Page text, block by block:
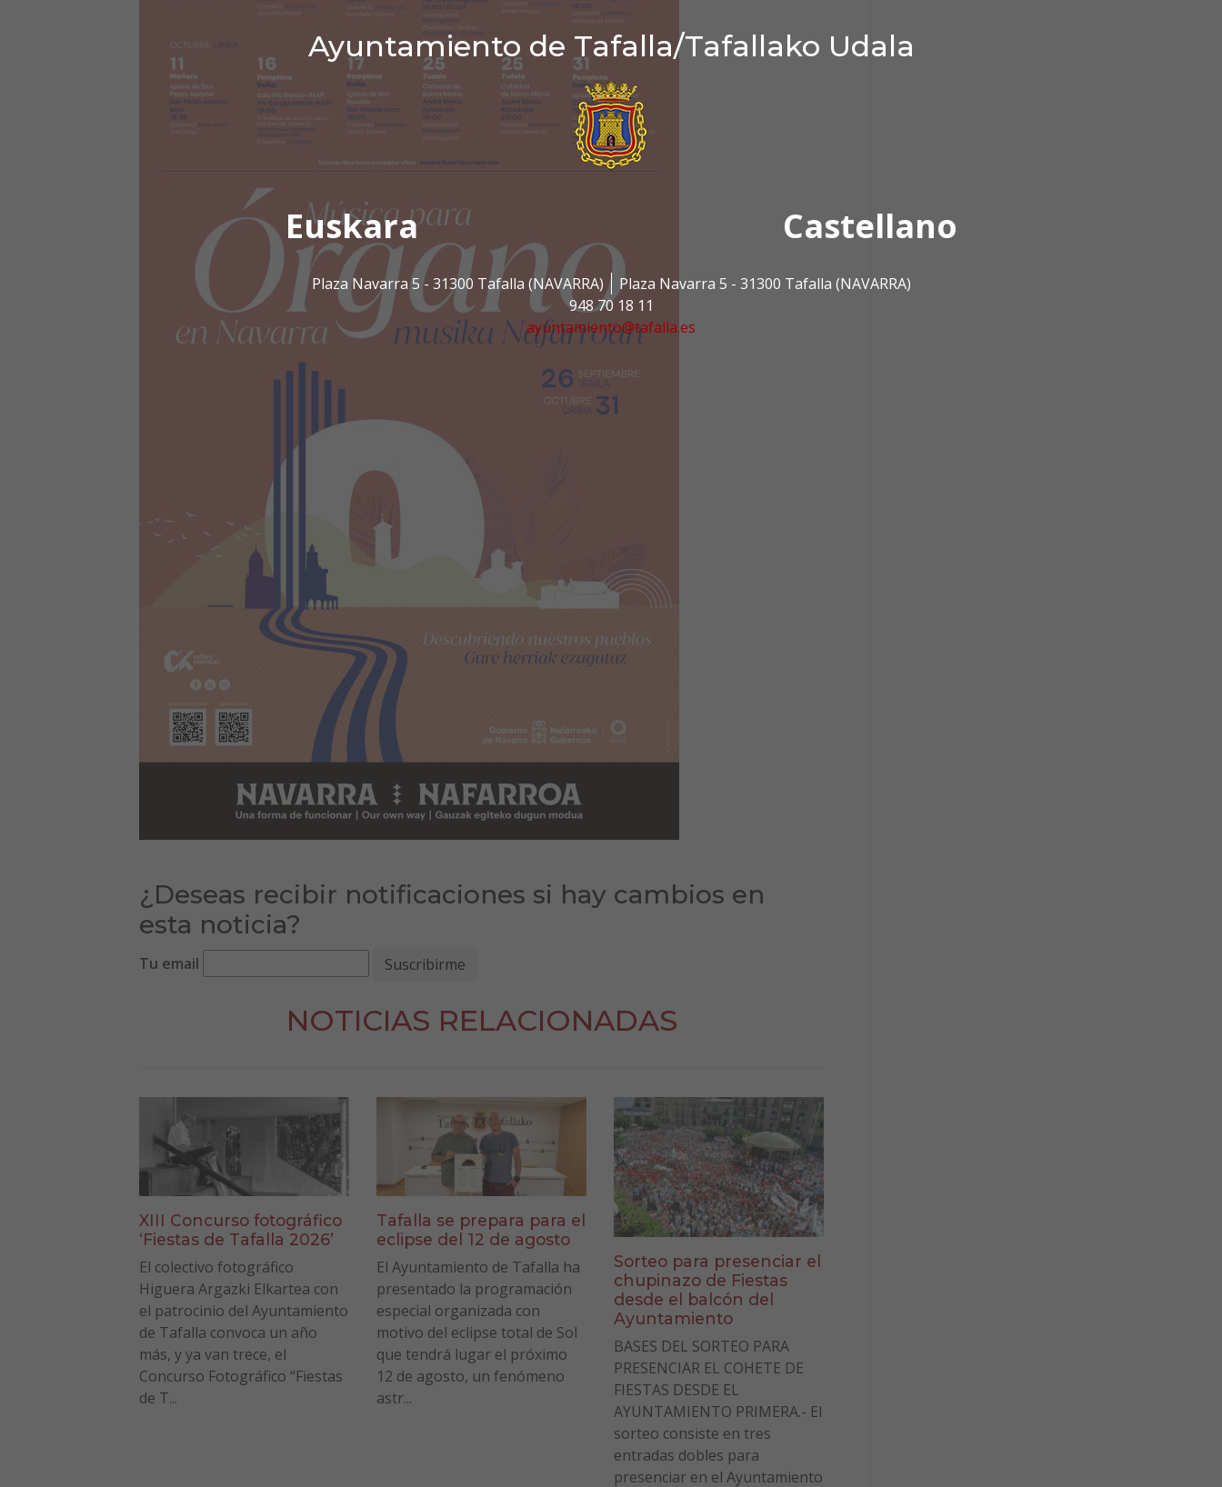
Ayuntamiento de Tafalla/Tafallako Udala
Euskara Castellano
Plaza Navarra 5 - 31300 Tafalla (NAVARRA)
Plaza Navarra 5 - 31300 Tafalla (NAVARRA)
948 70 18 11
ayuntamiento@tafalla.es
¿Deseas recibir notificaciones si hay cambios en
esta noticia?
Tu email
NOTICIAS RELACIONADAS
XIII Concurso fotográfico
‘Fiestas de Tafalla 2026’
El colectivo fotográfico
Higuera Argazki Elkartea con
el patrocinio del Ayuntamiento
de Tafalla convoca un año
más, y ya van trece, el
Concurso Fotográfico “Fiestas
de T...
Tafalla se prepara para el
eclipse del 12 de agosto
El Ayuntamiento de Tafalla ha
presentado la programación
especial organizada con
motivo del eclipse total de Sol
que tendrá lugar el próximo
12 de agosto, un fenómeno
astr...
Sorteo para presenciar el
chupinazo de Fiestas
desde el balcón del
Ayuntamiento
BASES DEL SORTEO PARA
PRESENCIAR EL COHETE DE
FIESTAS DESDE EL
AYUNTAMIENTO PRIMERA.- El
sorteo consiste en tres
entradas dobles para
presenciar en el Ayuntamiento